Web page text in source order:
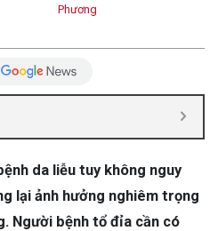
Phương
da liễu tuy không nguy
lại ảnh hưởng nghiêm trọng
Người bệnh tổ đỉa cần có